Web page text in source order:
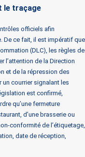
le traçage
officiels afin
De ce fait, il est impératif que
(DLC), les règles de
l’attention de la Direction
et de la répression des
courrier signalant les
est confirmé,
qu’une fermeture
d’une brasserie ou
conformité de l’étiquetage,
date de réception,